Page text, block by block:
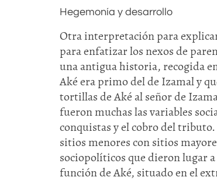
Hegemonía y desarrollo
Otra interpretación para
para enfatizar los nexos de
una antigua historia, recogida
Aké era primo del de Izamal y
tortillas de Aké al señor de
fueron muchas las variables
conquistas y el cobro del
sitios menores con sitios
sociopolíticos que dieron lugar
función de Aké, situado en el